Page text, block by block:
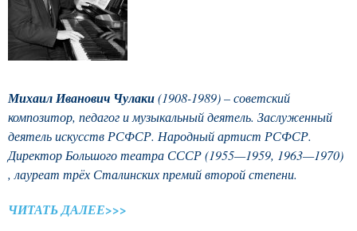
Михаил Иванович Чулаки(1908-1989) – советский
композитор, педагог и музыкальный деятель. Заслуженный
деятель искусств РСФСР. Народный артист РСФСР.
Директор Большого театра СССР (1955—1959, 1963—1970)
, лауреат трёх Сталинских премий второй степени.
ЧИТАТЬ ДАЛЕЕ>>>